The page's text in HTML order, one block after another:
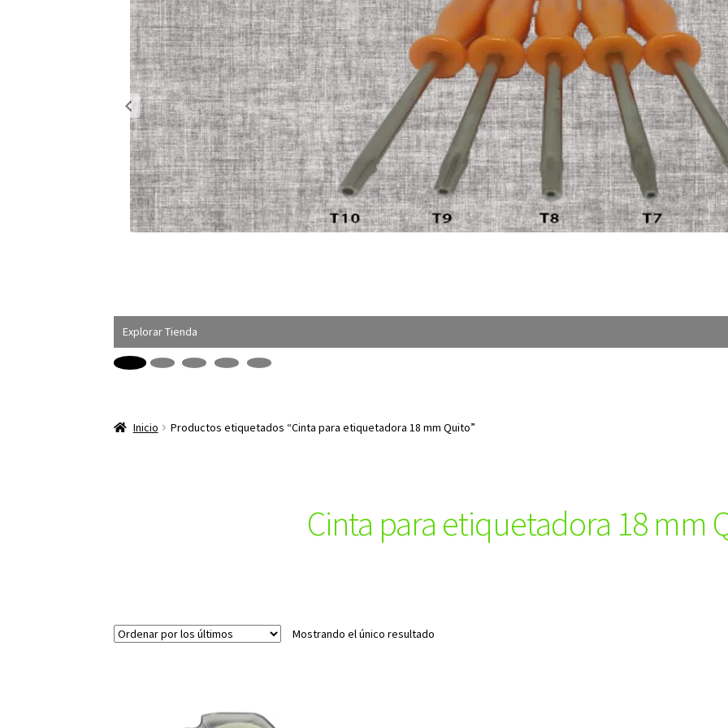
Explorar Tienda
Inicio Productos etiquetados “Cinta para etiquetadora 18 mm Quito”
Cinta para etiquetadora 18 mm
Mostrando el único resultado